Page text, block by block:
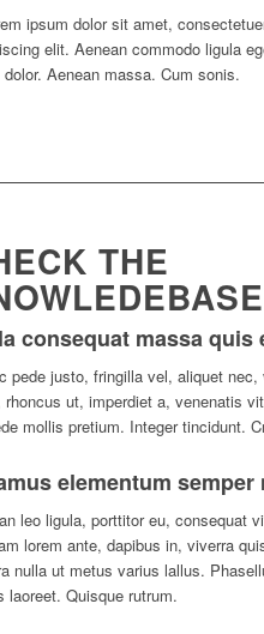
ipsum dolor sit amet,
elit. Aenean commodo ligula
dolor. Aenean massa. Cum sonis.
THE
consequat massa quis
pede justo, fringilla vel, aliquet
rhoncus ut, imperdiet a, venenatis
mollis pretium. Integer tincidunt.
elementum semper
leo ligula, porttitor eu, consequat
lorem ante, dapibus in, viverra
nulla ut metus varius lallus.
laoreet. Quisque rutrum.